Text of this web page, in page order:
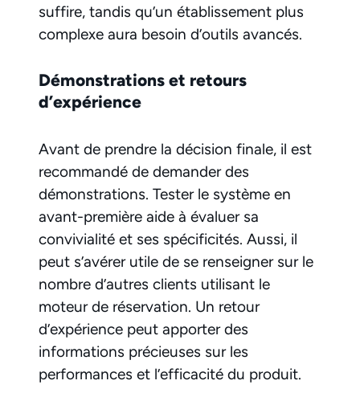
suffire, tandis qu’un établissement plus
complexe aura besoin d’outils avancés.
Démonstrations et retours
d’expérience
Avant de prendre la décision finale, il est
recommandé de demander des
démonstrations. Tester le système en
avant-première aide à évaluer sa
convivialité et ses spécificités. Aussi, il
peut s’avérer utile de se renseigner sur le
nombre d’autres clients utilisant le
moteur de réservation. Un retour
d’expérience peut apporter des
informations précieuses sur les
performances et l’efficacité du produit.